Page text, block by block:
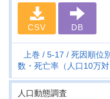
CSV DB
上巻 5-17
死因順位
数・死亡率（人口10万
人口動態調査